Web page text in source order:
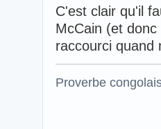
C'est clair qu'il
McCain (et
raccourci quand
Proverbe